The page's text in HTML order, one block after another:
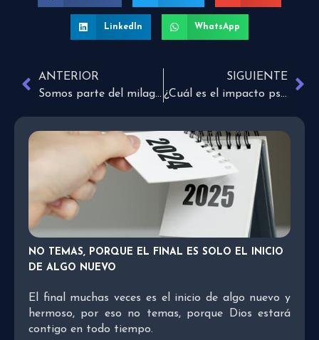
LinkedIn WhatsApp
ANTERIOR
Somos parte del milagro
SIGUIENTE
¿Cuál es el impacto psicológico del trabajo infantil?
NO TEMAS, PORQUE EL FINAL ES SOLO EL INICIO
DE ALGO NUEVO
El final muchas veces es el inicio de algo nuevo y
hermoso, por eso no temas, porque Dios estará
contigo en todo tiempo.